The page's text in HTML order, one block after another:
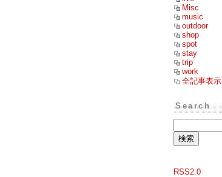
Misc
music
outdoor
shop
spot
stay
trip
work
全記事表示
Search
RSS2.0